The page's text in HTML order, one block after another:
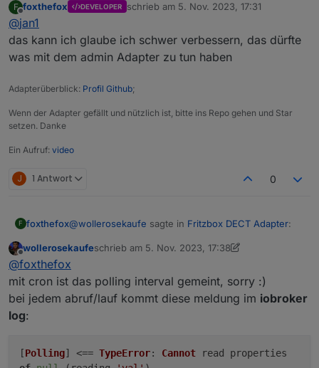
den Admi downgraden konnte. Ich hatte den Adapter
installiert, was nun auch ohne weitere Fehler läuft. Hier
beißt sich wohl etwas beim Update, was zu sehr
merkwürdigen Fehlern führen kann.
F
Offline
foxthefox DEVELOPER schrieb am 5. Nov. 2023, 17:31
zuletzt editiert von
@jan1
das kann ich glaube ich schwer verbessern, das dürfte
was mit dem admin Adapter zu tun haben
Adapterüberblick: Profil Github;
Wenn der Adapter gefällt und nützlich ist, bitte ins Repo gehen und Star
setzen. Danke
Ein Aufruf: video
J 1 Antwort 0
F foxthefox@wollerosekaufe sagte in Fritzbox DECT Adapter:
instance ist nun auch auf 2.5.6 - die
auch die Meldung zum Aufruf der config Oberfläche
des Adapters?
Welche FB?
6660 Cable 7.57
Offline
wollerosekaufeschrieb am 5. Nov. 2023, 17:38
zuletzt editiert von wollerosekaufe
@foxthefox
mit cron ist das polling interval gemeint, sorry :)
bei jedem abruf/lauf kommt diese meldung im iobroker
log:
[Polling] <== TypeError: Cannot read properties